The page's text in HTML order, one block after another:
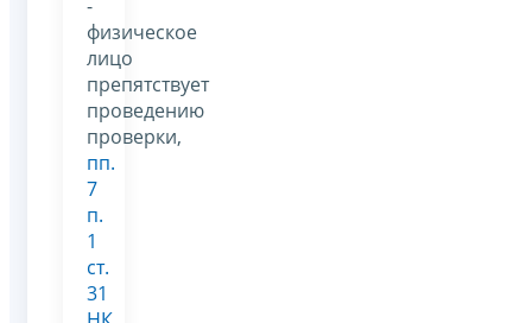
-
физическое
лицо
препятствует
проведению
проверки,
пп.
7
п.
1
ст.
31